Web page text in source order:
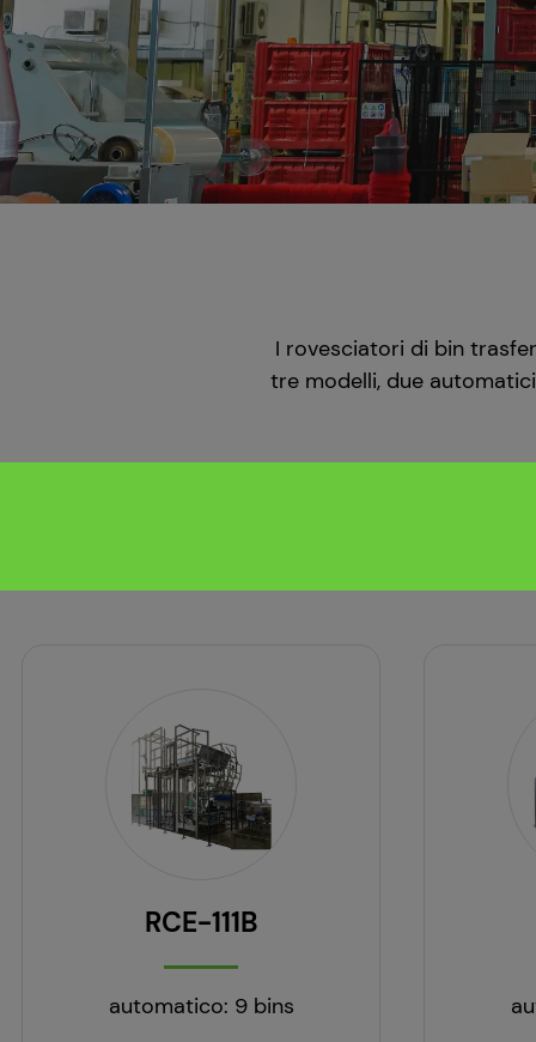
I rovesciatori di bin
tre modelli, due
RCE-111B
automatico: 9 bins